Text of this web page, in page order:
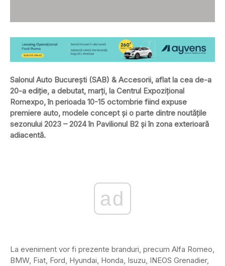
Salonul Auto Bucureşti (SAB) & Accesorii, aflat la cea de-a
20-a ediție, a debutat, marţi, la Centrul Expoziţional
Romexpo, în perioada 10-15 octombrie fiind expuse
premiere auto, modele concept şi o parte dintre noutăţile
sezonului 2023 – 2024 în Pavilionul B2 şi în zona exterioară
adiacentă.
ad
La eveniment vor fi prezente branduri, precum Alfa Romeo,
BMW, Fiat, Ford, Hyundai, Honda, Isuzu, INEOS Grenadier,